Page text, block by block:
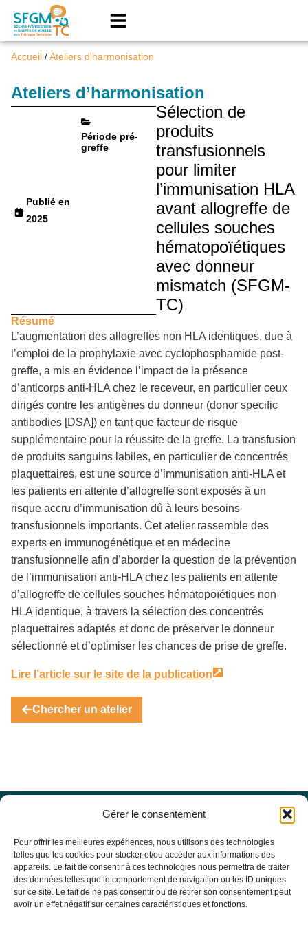
Gérer le consentement
Pour offrir les meilleures expériences, nous utilisons des technologies
telles que les cookies pour stocker et/ou accéder aux informations des
appareils. Le fait de consentir à ces technologies nous permettra de traiter
des données telles que le comportement de navigation ou les ID uniques
sur ce site. Le fait de ne pas consentir ou de retirer son consentement peut
avoir un effet négatif sur certaines caractéristiques et fonctions.
Accueil / Ateliers d'harmonisation
Ateliers d’harmonisation
Publié en
2025
Période pré-
greffe
Sélection de
produits
transfusionnels
pour limiter
l’immunisation HLA
avant allogreffe de
cellules souches
hématopoïétiques
avec donneur
mismatch (SFGM-
TC)
Résumé
L’augmentation des allogreffes non HLA identiques, due à
l’emploi de la prophylaxie avec cyclophosphamide post-
greffe, a mis en évidence l’impact de la présence
d’anticorps anti-HLA chez le receveur, en particulier ceux
dirigés contre les antigènes du donneur (donor specific
antibodies [DSA]) en tant que facteur de risque
supplémentaire pour la réussite de la greffe. La transfusion
de produits sanguins labiles, en particulier de concentrés
plaquettaires, est une source d’immunisation anti-HLA et
les patients en attente d’allogreffe sont exposés à un
risque accru d’immunisation dû à leurs besoins
transfusionnels importants. Cet atelier rassemble des
experts en immunogénétique et en médecine
transfusionnelle afin d’aborder la question de la prévention
de l’immunisation anti-HLA chez les patients en attente
d’allogreffe de cellules souches hématopoïétiques non
HLA identique, à travers la sélection des concentrés
plaquettaires adaptés et donc de préserver le donneur
sélectionné et d’optimiser les chances de prise de greffe.
Lire l’article sur le site de la publication
Chercher un atelier
Actualités
Agenda
Missions du site
Mentions légales
Conditions générales d’utilisation